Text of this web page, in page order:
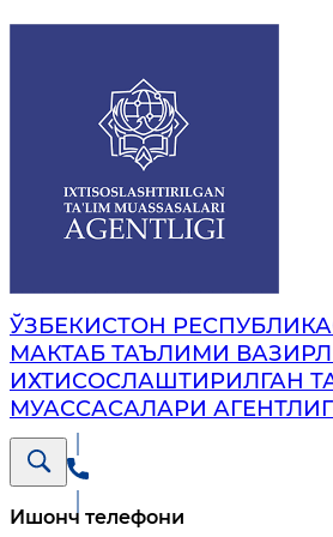
ЎЗБЕКИСТОН
МАКТАБ ТАЪЛИМИ
ИХТИСОСЛАШТИРИЛГАН
МУАССАСАЛАРИ
Ишонч телефони